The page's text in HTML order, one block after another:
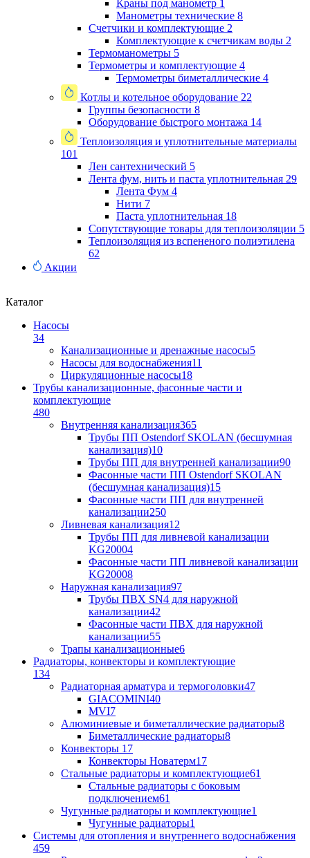
Краны под манометр 1
Манометры технические 8
Счетчики и комплектующие 2
Комплектующие к счетчикам воды 2
Термоманометры 5
Термометры и комплектующие 4
Термометры биметаллические 4
Котлы и котельное оборудование 22
Группы безопасности 8
Оборудование быстрого монтажа 14
Теплоизоляция и уплотнительные материалы
101
Лен сантехнический 5
Лента фум, нить и паста уплотнительная 29
Лента Фум 4
Нити 7
Паста уплотнительная 18
Сопутствующие товары для теплоизоляции 5
Теплоизоляция из вспененого полиэтилена
62
Акции
Каталог
Насосы
34
Канализационные и дренажные насосы5
Насосы для водоснабжения11
Циркуляционные насосы18
Трубы канализационные, фасонные части и
комплектующие
480
Внутренняя канализация365
Трубы ПП Ostendorf SKOLAN (бесшумная
канализация)10
Трубы ПП для внутренней канализации90
Фасонные части ПП Ostendorf SKOLAN
(бесшумная канализация)15
Фасонные части ПП для внутренней
канализации250
Ливневая канализация12
Трубы ПП для ливневой канализации
KG20004
Фасонные части ПП ливневой канализации
KG20008
Наружная канализация97
Трубы ПВХ SN4 для наружной
канализации42
Фасонные части ПВХ для наружной
канализации55
Трапы канализационные6
Радиаторы, конвекторы и комплектующие
134
Радиаторная арматура и термоголовки47
GIACOMINI40
MVI7
Алюминиевые и биметаллические радиаторы8
Биметаллические радиаторы8
Конвекторы 17
Конвекторы Новатерм17
Стальные радиаторы и комплектующие61
Стальные радиаторы с боковым
подключением61
Чугунные радиаторы и комплектующие1
Чугунные радиаторы1
Системы для отопления и внутреннего водоснабжения
459